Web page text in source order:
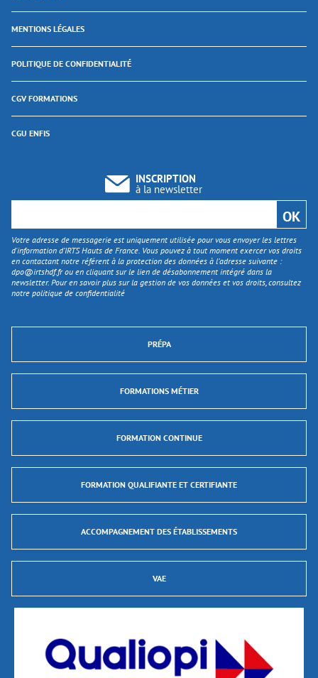
MENTIONS LÉGALES
POLITIQUE DE CONFIDENTIALITÉ
CGV FORMATIONS
CGU ENFIS
INSCRIPTION
à la newsletter
Votre adresse de messagerie est uniquement utilisée pour vous envoyer les lettres
d'information d’IRTS Hauts de France. Vous pouvez à tout moment exercer vos droits
en contactant notre référent à la protection des données à l’adresse suivante :
dpo@irtshdf.frou en cliquant sur le lien de désabonnement intégré dans la
newsletter. Pour en savoir plus sur la gestion de vos données et vos droits, consultez
notre politique de confidentialité
PRÉPA
FORMATIONS MÉTIER
FORMATION CONTINUE
FORMATION QUALIFIANTE ET CERTIFIANTE
ACCOMPAGNEMENT DES ÉTABLISSEMENTS
VAE